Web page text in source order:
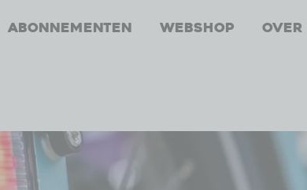
Abonnementen Webshop Over